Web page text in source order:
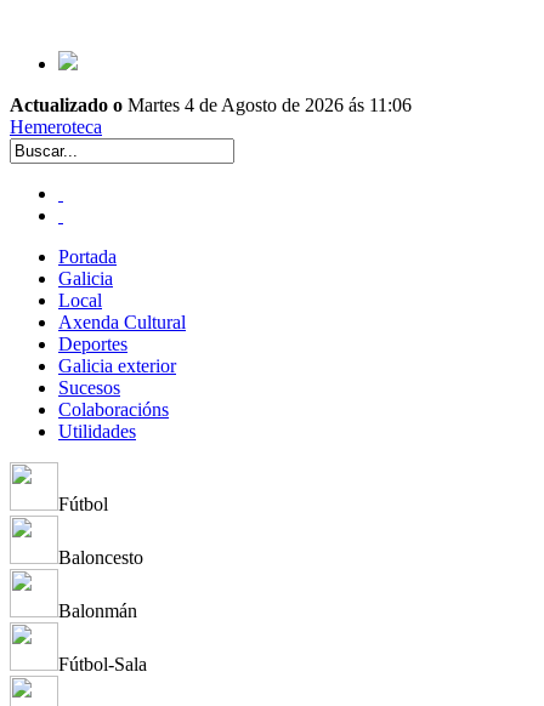
Actualizado o Martes 4 de Agosto de 2026 ás 11:06
Hemeroteca
Portada
Galicia
Local
Axenda Cultural
Deportes
Galicia exterior
Sucesos
Colaboracións
Utilidades
Fútbol
Baloncesto
Balonmán
Fútbol-Sala